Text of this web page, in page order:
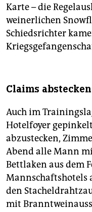
Karte – die
weinerlichen
Schiedsrichter
Claims abstecken
Auch im
Hotelfoyer
abzustecken,
Abend alle Mann
Bettlaken aus dem
Mannschaftshotels
den
mit